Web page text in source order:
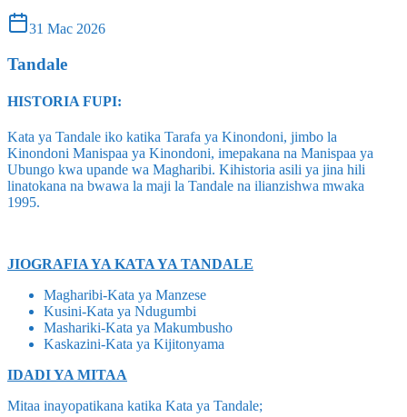
31 Mac 2026
Tandale
HISTORIA FUPI:
Kata ya Tandale iko katika Tarafa ya Kinondoni, jimbo la
Kinondoni Manispaa ya Kinondoni, imepakana na Manispaa ya
Ubungo kwa upande wa Magharibi. Kihistoria asili ya jina hili
linatokana na bwawa la maji la Tandale na ilianzishwa mwaka
1995.
JIOGRAFIA YA KATA YA TANDALE
Magharibi-Kata ya Manzese
Kusini-Kata ya Ndugumbi
Mashariki-Kata ya Makumbusho
Kaskazini-Kata ya Kijitonyama
IDADI YA MITAA
Mitaa inayopatikana katika Kata ya Tandale;